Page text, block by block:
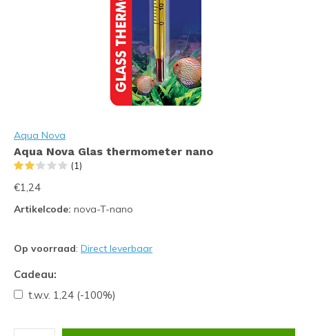
Aqua Nova
Aqua Nova Glas thermometer nano
(1)
€1,24
Artikelcode: nova-T-nano
Op voorraad: Direct leverbaar
Cadeau:
t.w.v. 1,24 (-100%)